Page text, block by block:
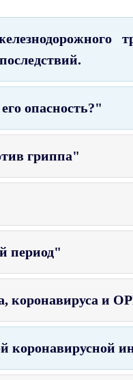
опасность?"
гриппа"
период"
коронавируса и
коронавирусной